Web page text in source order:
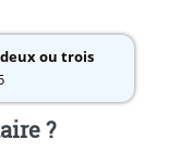
deux ou trois
?